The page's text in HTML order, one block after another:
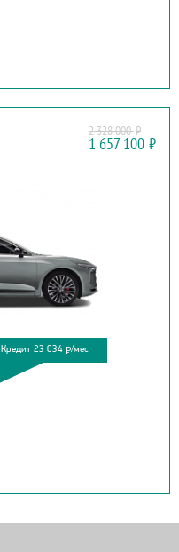
2 328 000₽
1 657 100 ₽
Кредит 23 034 ₽/мес